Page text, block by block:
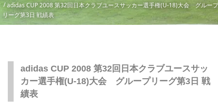
adidas CUP 2008 第32回日本クラブユースサッカー選手権(U-18)大会 グループ
リーグ第3日 戦績表
adidas CUP 2008 第32回日本クラブユースサッ
カー選手権(U-18)大会 グループリーグ第3日 戦
績表